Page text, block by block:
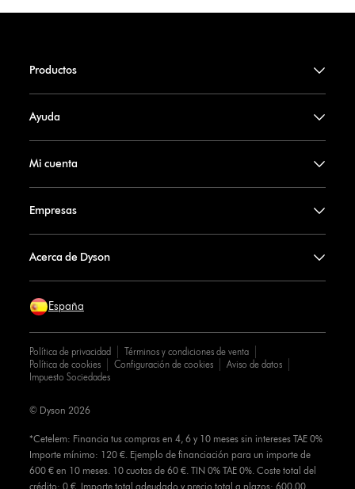
Productos
Ayuda
Mi cuenta
Empresas
Acerca de Dyson
España
Política de privacidad
Términos y condiciones de venta
Política de cookies
Configuración de cookies
Aviso de datos
Impuesto Sociedades
*Cetelem: Financia tus compras en 4, 6 y 10 meses sin intereses TAE 0%
Importe mínimo: 120 €. Ejemplo de financiación para un importe de
600 € en 10 meses. 10 cuotas de 60 €. TIN 0% TAE 0%. Coste total del
crédito: 0 €. Importe total adeudado y precio total a plazos: 600,00
© Dyson 2026